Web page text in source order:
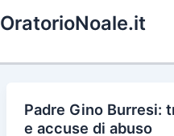
to
OratorioNoale.it
Padre Gino Burresi:
e accuse di abuso